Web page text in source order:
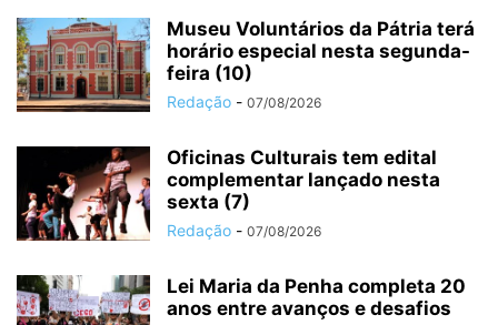
Museu Voluntários da Pátria terá
horário especial nesta segunda-
feira (10)
Redação - 07/08/2026
Oficinas Culturais tem edital
complementar lançado nesta
sexta (7)
Redação - 07/08/2026
Lei Maria da Penha completa 20
anos entre avanços e desafios